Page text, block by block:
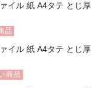
イル 紙 A4タテ とじ厚
品
イル 紙 A4タテ とじ厚
商品